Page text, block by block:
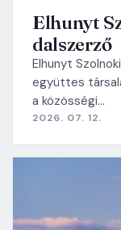
Elhunyt
dalszerző
Elhunyt
együttes
a közösségi…
2026. 07. 12.